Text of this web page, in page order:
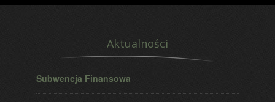
Aktualności
Subwencja Finansowa